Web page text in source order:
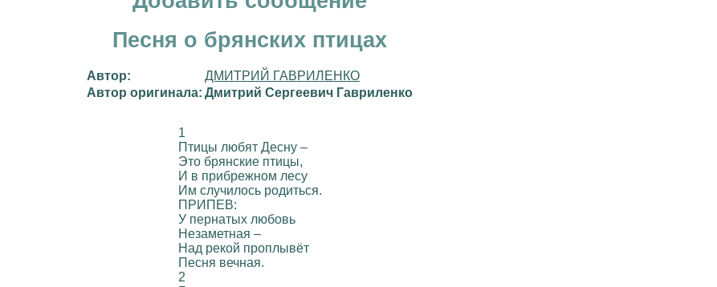
Песня о брянских птицах
Автор:
ДМИТРИЙ ГАВРИЛЕНКО
Автор оригинала: Дмитрий Сергеевич Гавриленко
1
Птицы любят Десну –
Это брянские птицы,
И в прибрежном лесу
Им случилось родиться.
ПРИПЕВ:
У пернатых любовь
Незаметная –
Над рекой проплывёт
Песня вечная.
2